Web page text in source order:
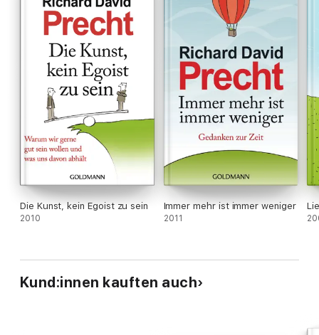
Die Kunst, kein Egoist zu sein
2010
Immer mehr ist immer weniger
2011
Kund:innen kauften auch